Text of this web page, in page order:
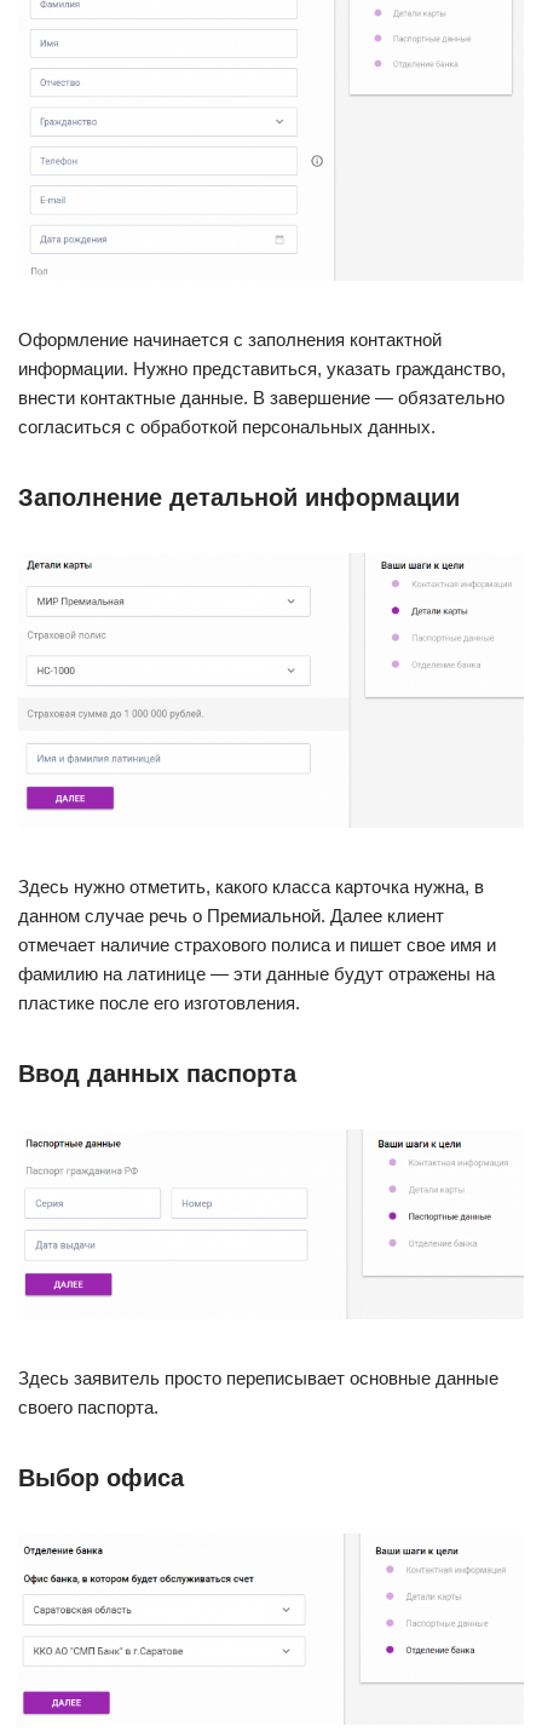
Оформление начинается с заполнения контактной
информации. Нужно представиться, указать гражданство,
внести контактные данные. В завершение — обязательно
согласиться с обработкой персональных данных.
Заполнение детальной информации
Здесь нужно отметить, какого класса карточка нужна, в
данном случае речь о Премиальной. Далее клиент
отмечает наличие страхового полиса и пишет свое имя и
фамилию на латинице — эти данные будут отражены на
пластике после его изготовления.
Ввод данных паспорта
Здесь заявитель просто переписывает основные данные
своего паспорта.
Выбор офиса